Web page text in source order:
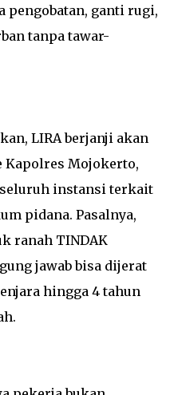
pengobatan, ganti rugi,
tanpa tawar-
LIRA berjanji akan
Kapolres Mojokerto,
seluruh instansi terkait
pidana. Pasalnya,
ranah TINDAK
jawab bisa dijerat
hingga 4 tahun